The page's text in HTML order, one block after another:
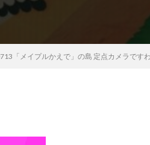
「メイプルかえで」の島 定点カメラです